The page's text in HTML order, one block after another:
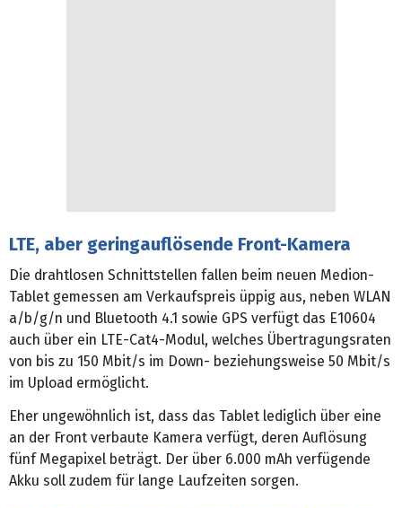
LTE, aber geringauflösende Front-Kamera
Die drahtlosen Schnittstellen fallen beim neuen Medion-
Tablet gemessen am Verkaufspreis üppig aus, neben WLAN
a/b/g/n und Bluetooth 4.1 sowie GPS verfügt das E10604
auch über ein LTE-Cat4-Modul, welches Übertragungsraten
von bis zu 150 Mbit/s im Down- beziehungsweise 50 Mbit/s
im Upload ermöglicht.
Eher ungewöhnlich ist, dass das Tablet lediglich über eine
an der Front verbaute Kamera verfügt, deren Auflösung
fünf Megapixel beträgt. Der über 6.000 mAh verfügende
Akku soll zudem für lange Laufzeiten sorgen.